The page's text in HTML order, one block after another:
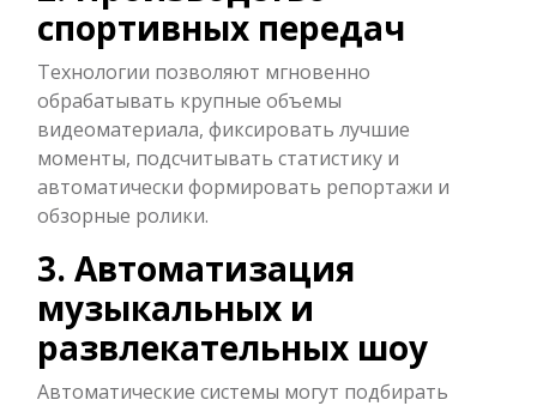
спортивных передач
Технологии позволяют мгновенно
обрабатывать крупные объемы
видеоматериала, фиксировать лучшие
моменты, подсчитывать статистику и
автоматически формировать репортажи и
обзорные ролики.
3. Автоматизация
музыкальных и
развлекательных шоу
Автоматические системы могут подбирать